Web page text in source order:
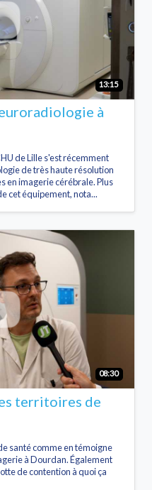
13:15
à
de Lille s'est récemment
de très haute résolution
en imagerie cérébrale. Plus
cet équipement, nota...
08:30
territoires de
santé comme en témoigne
à Dourdan. Également
de contention à quoi ça